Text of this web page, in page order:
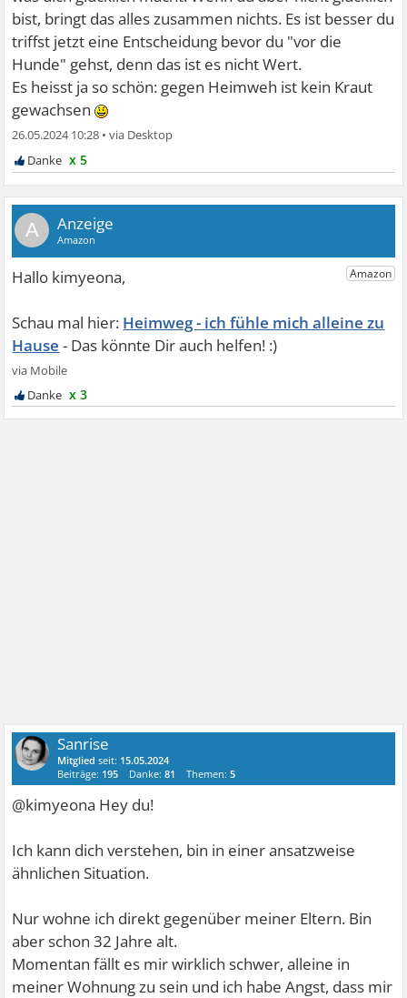
bist, bringt das alles zusammen nichts. Es ist besser du
triffst jetzt eine Entscheidung bevor du "vor die
Hunde" gehst, denn das ist es nicht Wert.
Es heisst ja so schön: gegen Heimweh ist kein Kraut
gewachsen
26.05.2024 10:28 •
x 5
A
Heimweg - ich fühle mich alleine zu
Hause
x 3
Sanrise
Mitglied seit: 15.05.2024
Beiträge: 195 Danke:81 Themen:5
@kimyeona Hey du!
Ich kann dich verstehen, bin in einer ansatzweise
ähnlichen Situation.
Nur wohne ich direkt gegenüber meiner Eltern. Bin
aber schon 32 Jahre alt.
Momentan fällt es mir wirklich schwer, alleine in
meiner Wohnung zu sein und ich habe Angst, dass mir